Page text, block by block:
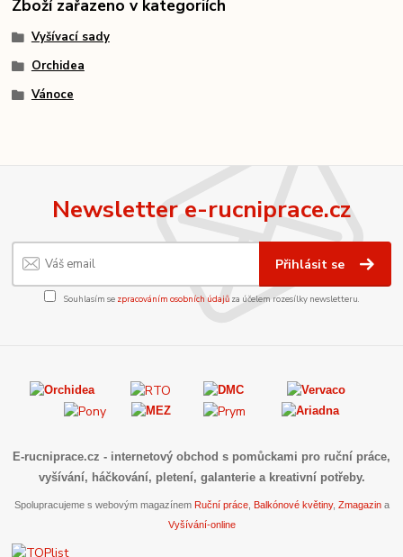
Zboží zařazeno v kategoriích
Vyšívací sady
Orchidea
Vánoce
Newsletter e-rucniprace.cz
Přihlásit se
Souhlasím se zpracováním osobních údajůza účelem rozesílky newsletteru.
E-rucniprace.cz - internetový obchod s pomůckami pro ruční práce,
vyšívání, háčkování, pletení, galanterie a kreativní potřeby.
Spolupracujeme s webovým magazínem Ruční práce, Balkónové květiny, Zmagazina
Vyšívání-online